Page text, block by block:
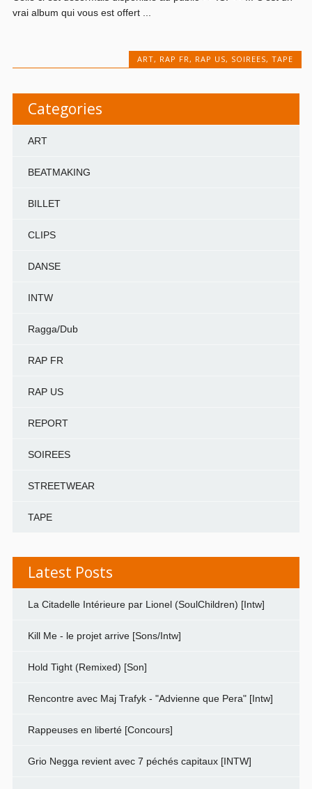
vrai album qui vous est offert ...
ART, RAP FR, RAP US, SOIREES, TAPE
Categories
ART
BEATMAKING
BILLET
CLIPS
DANSE
INTW
Ragga/Dub
RAP FR
RAP US
REPORT
SOIREES
STREETWEAR
TAPE
Latest Posts
La Citadelle Intérieure par Lionel (SoulChildren) [Intw]
Kill Me - le projet arrive [Sons/Intw]
Hold Tight (Remixed) [Son]
Rencontre avec Maj Trafyk - "Advienne que Pera" [Intw]
Rappeuses en liberté [Concours]
Grio Negga revient avec 7 péchés capitaux [INTW]